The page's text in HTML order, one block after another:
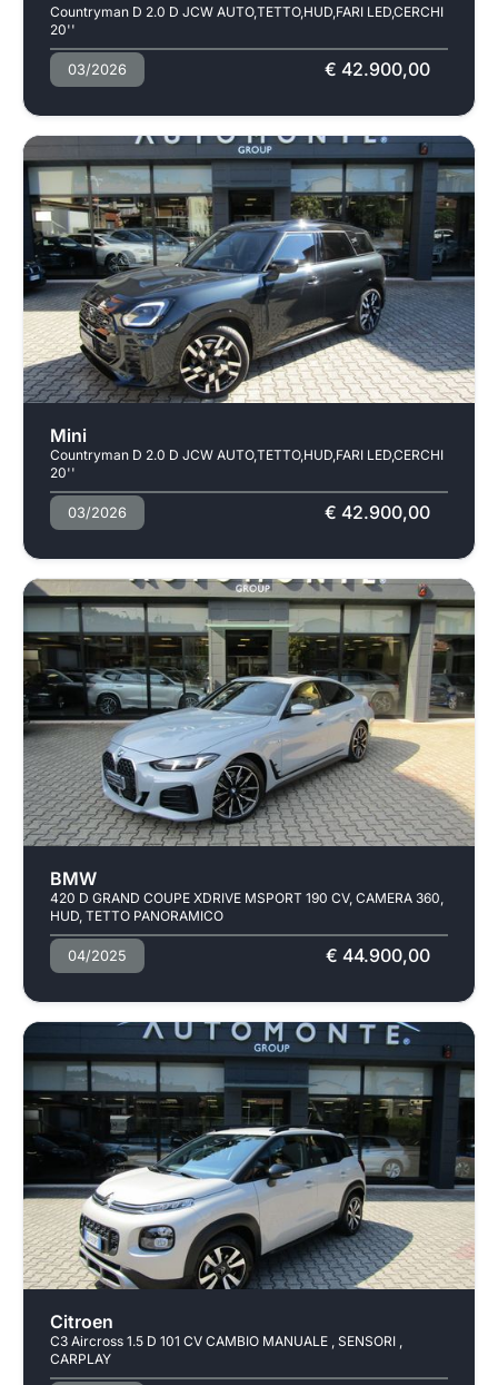
Countryman D 2.0 D JCW AUTO,TETTO,HUD,FARI LED,CERCHI
20''
03/2026 € 42.900,00
Mini
Countryman D 2.0 D JCW AUTO,TETTO,HUD,FARI LED,CERCHI
20''
03/2026 € 42.900,00
BMW
420 D GRAND COUPE XDRIVE MSPORT 190 CV, CAMERA 360,
HUD, TETTO PANORAMICO
04/2025 € 44.900,00
Citroen
C3 Aircross 1.5 D 101 CV CAMBIO MANUALE , SENSORI ,
CARPLAY